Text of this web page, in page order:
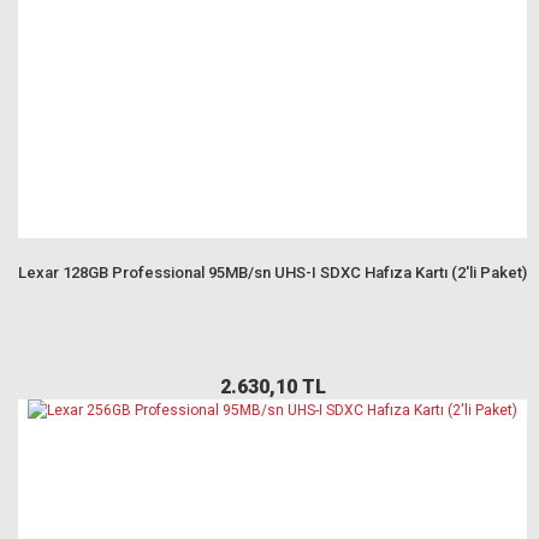
Lexar 128GB Professional 95MB/sn UHS-I SDXC Hafıza Kartı (2'li Paket)
2.630,10 TL